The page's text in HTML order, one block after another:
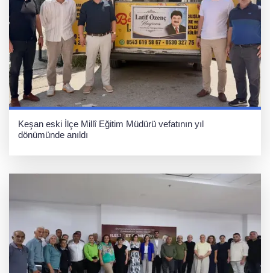
Keşan eski İlçe Millî Eğitim Müdürü vefatının yıl
dönümünde anıldı